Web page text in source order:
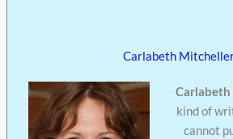
Carlabeth
kind of
cannot